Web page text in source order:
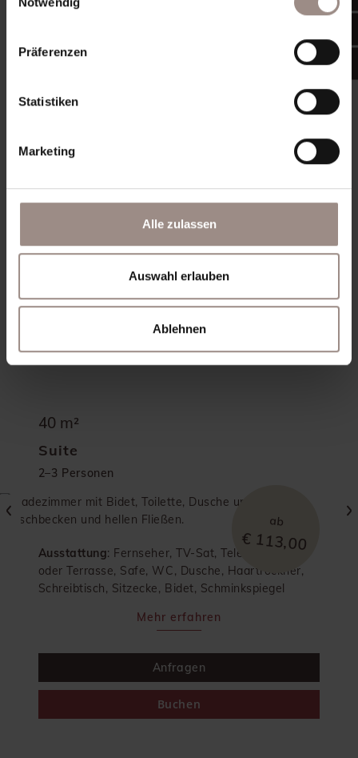
Präferenzen
Statistiken
Marketing
Alle zulassen
Auswahl erlauben
Ablehnen
Bidet, Schminkspiegel, Sessel mit Beistelltisch
Anfragen
Buchen
40 m²
Suite
2–3 Personen
ab
€ 113,00
Ausstattung: Fernseher, TV-Sat, Telefon, Balkon
oder Terrasse, Safe, WC, Dusche, Haartrockner,
Schreibtisch, Sitzecke, Bidet, Schminkspiegel
Mehr erfahren
Anfragen
Buchen